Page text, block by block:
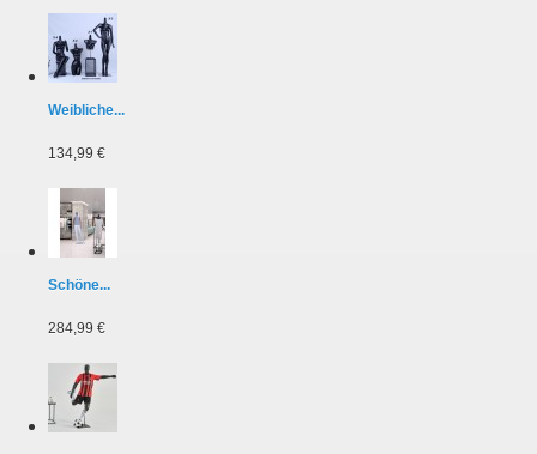
Weibliche...
134,99 €
Schöne...
284,99 €